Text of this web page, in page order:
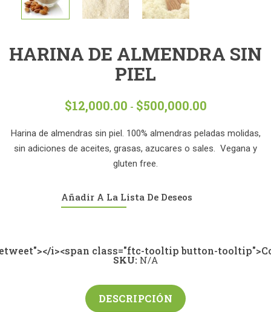
HARINA DE ALMENDRA SIN
PIEL
$12,000.00 - $500,000.00Rango
precios:
desde
Harina de almendras sin piel. 100% almendras peladas molidas,
sin adiciones de aceites, grasas, azucares o sales. Vegana y
gluten free.
Añadir A La Lista De Deseos
i><span class="ftc-tooltip button-
SKU: N/A
DESCRIPCIÓN